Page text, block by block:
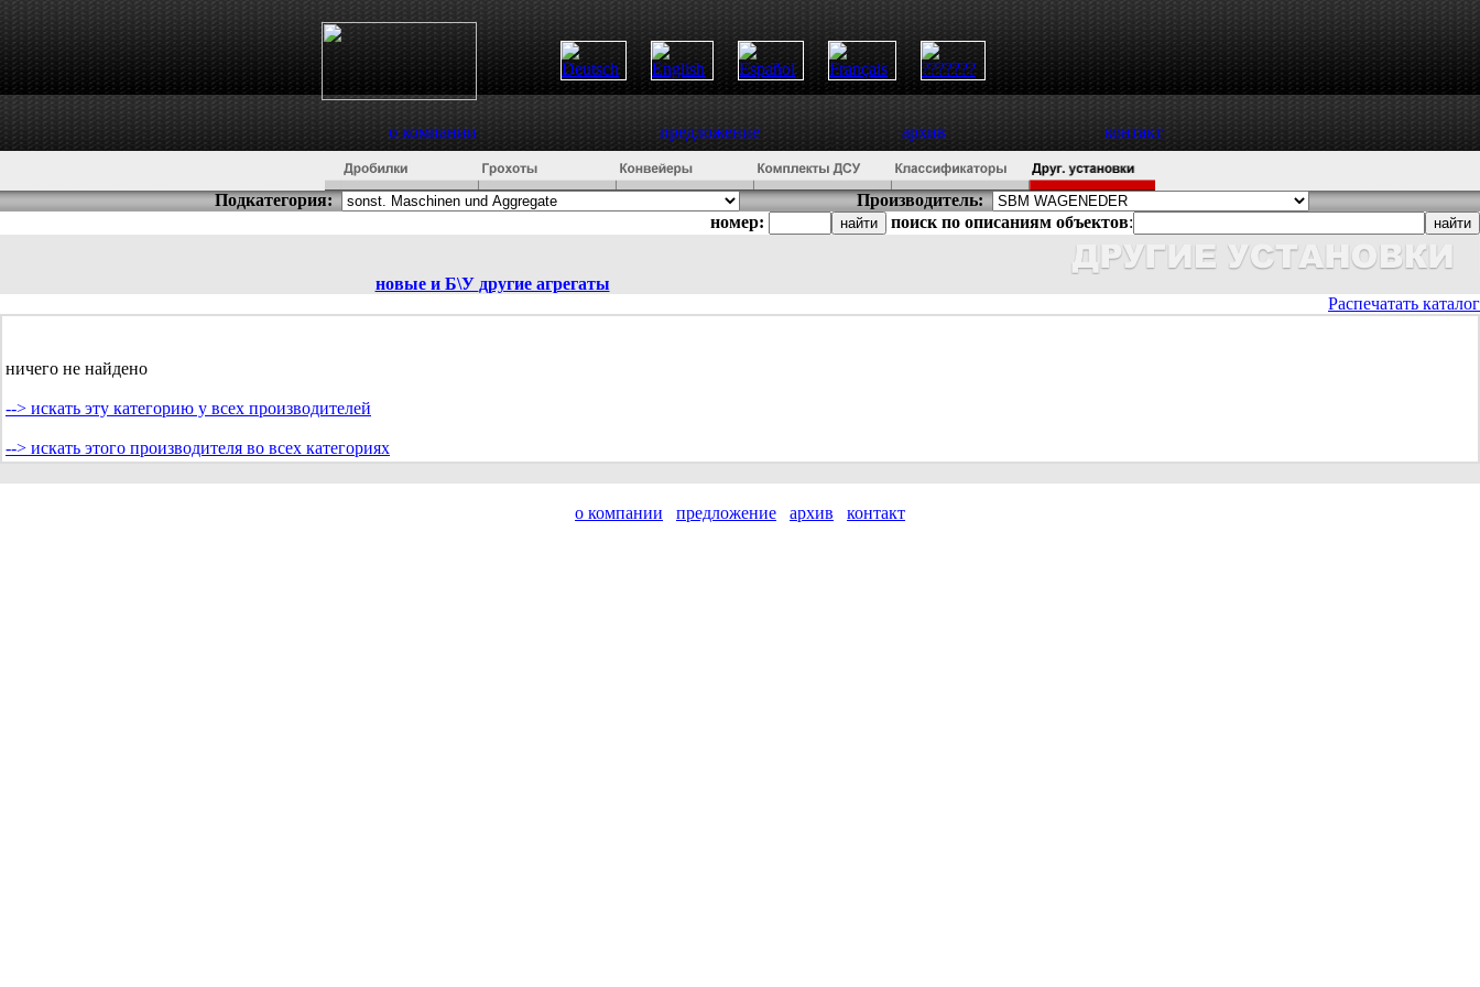
о компании предложение архив контакт
Подкатегория:
Производитель:
номер:
поиск по описаниям объектов:
новые и Б\У другие агрегаты
Распечатать каталог
ничего не найдено
--> искать эту категорию у всех производителей
--> искать этого производителя во всех категориях
о компании предложение архив контакт